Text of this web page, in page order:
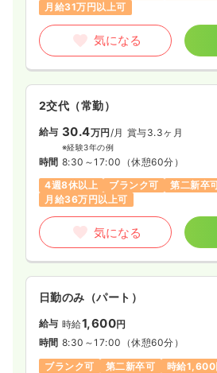
気になる
その他
日勤のみ（常勤）
給与 19.0〜27.1 万円/月 賞与4.5ヶ月
※一例
時間 9:00～17:30 （休憩60分）
4週8休以上
担当業務未経験可 ブ
月給27万円以上可
気になる
日勤のみ（パート）
給与 お問い合わせください
時間 9:00～17:30
担当業務未経験可
ブランク可 第
月給31万円以上可
気になる
2交代（常勤）
給与 30.4万円 /月 賞与3.3ヶ月
※経験3年の例
時間 8:30～17:00 （休憩60分）
4週8休以上
ブランク可
第二新卒
月給36万円以上可
気になる
日勤のみ（パート）
給与 時給1,600円
時間 8:30～17:00 （休憩60分）
ブランク可
第二新卒可 時給1,600